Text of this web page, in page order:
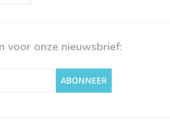
voor onze nieuwsbrief:
ABONNEER